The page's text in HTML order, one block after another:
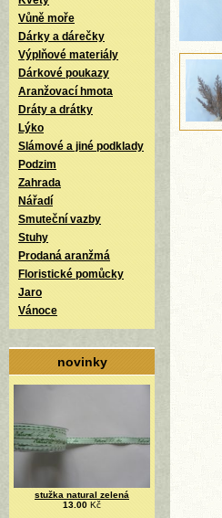
Vůně moře
Dárky a dárečky
Výplňové materiály
Dárkové poukazy
Aranžovací hmota
Dráty a drátky
Lýko
Slámové a jiné podklady
Podzim
Zahrada
Nářadí
Smuteční vazby
Stuhy
Prodaná aranžmá
Floristické pomůcky
Jaro
Vánoce
novinky
stužka natural zelená
13.00 Kč